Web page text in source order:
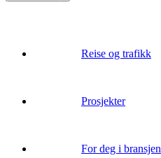
Reise og trafikk
Prosjekter
For deg i bransjen